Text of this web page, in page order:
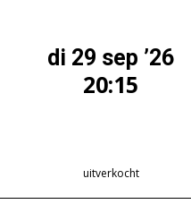
di 29 sep ’26
20:15
uitverkocht